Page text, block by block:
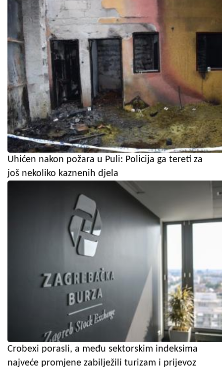
Uhićen nakon požara u Puli: Policija ga tereti za
još nekoliko kaznenih djela
Crobexi porasli, a među sektorskim indeksima
najveće promjene zabilježili turizam i prijevoz